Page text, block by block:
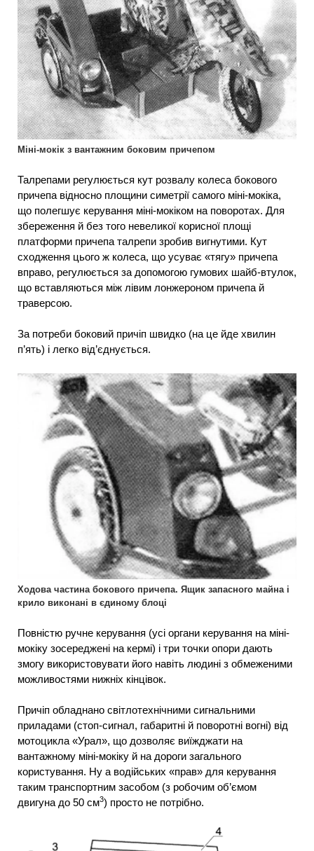
Міні-мокік з вантажним боковим причепом
Талрепами регулюється кут розвалу колеса бокового
причепа відносно площини симетрії самого міні-мокіка,
що полегшує керування міні-мокіком на поворотах. Для
збереження й без того невеликої корисної площі
платформи причепа талрепи зробив вигнутими. Кут
сходження цього ж колеса, що усуває «тягу» причепа
вправо, регулюється за допомогою гумових шайб-втулок,
що вставляються між лівим лонжероном причепа й
траверсою.
За потреби боковий причіп швидко (на це йде хвилин
п’ять) і легко від’єднується.
Ходова частина бокового причепа. Ящик запасного майна і
крило виконані в єдиному блоці
Повністю ручне керування (усі органи керування на міні-
мокіку зосереджені на кермі) і три точки опори дають
змогу використовувати його навіть людині з обмеженими
можливостями нижніх кінцівок.
Причіп обладнано світлотехнічними сигнальними
приладами (стоп-сигнал, габаритні й поворотні вогні) від
мотоцикла «Урал», що дозволяє виїжджати на
вантажному міні-мокіку й на дороги загального
користування. Ну а водійських «прав» для керування
таким транспортним засобом (з робочим об’ємом
двигуна до 50 см3) просто не потрібно.